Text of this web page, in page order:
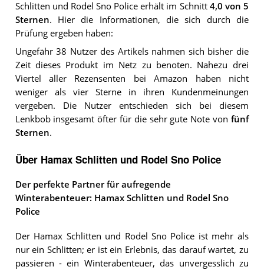
Schlitten und Rodel Sno Police erhält im Schnitt 4,0 von 5
Sternen. Hier die Informationen, die sich durch die
Prüfung ergeben haben:
Ungefähr 38 Nutzer des Artikels nahmen sich bisher die
Zeit dieses Produkt im Netz zu benoten. Nahezu drei
Viertel aller Rezensenten bei Amazon haben nicht
weniger als vier Sterne in ihren Kundenmeinungen
vergeben. Die Nutzer entschieden sich bei diesem
Lenkbob insgesamt öfter für die sehr gute Note von fünf
Sternen.
Über Hamax Schlitten und Rodel Sno Police
Der perfekte Partner für aufregende
Winterabenteuer: Hamax Schlitten und Rodel Sno
Police
Der Hamax Schlitten und Rodel Sno Police ist mehr als
nur ein Schlitten; er ist ein Erlebnis, das darauf wartet, zu
passieren - ein Winterabenteuer, das unvergesslich zu